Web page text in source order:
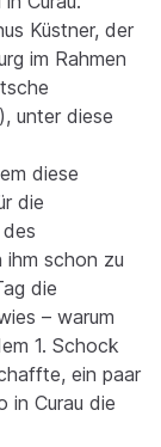
Küstner, der
im Rahmen
unter diese
diese
die
ihm schon zu
die
– warum
1. Schock
ein paar
in Curau die